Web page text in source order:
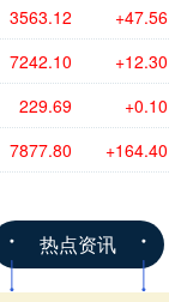
3563.12 +47.56
7242.10 +12.30
229.69 +0.10
7877.80 +164.40
热点资讯